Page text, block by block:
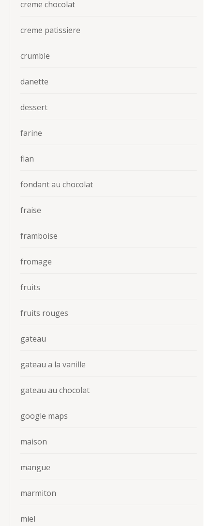
creme chocolat
creme patissiere
crumble
danette
dessert
farine
flan
fondant au chocolat
fraise
framboise
fromage
fruits
fruits rouges
gateau
gateau a la vanille
gateau au chocolat
google maps
maison
mangue
marmiton
miel